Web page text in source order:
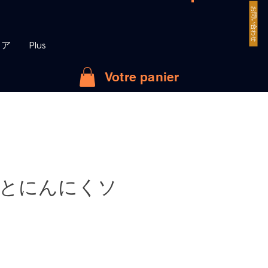
お問い合わせ
Plus
Votre panier
にんにくソ